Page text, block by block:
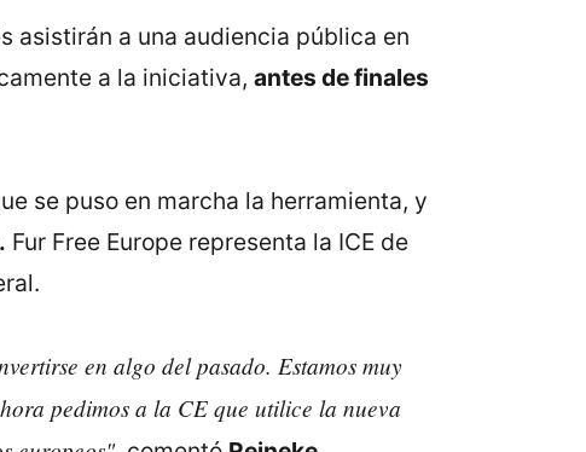
asistirán a una audiencia pública en
a la iniciativa, antes de finales
se puso en marcha la herramienta, y
Fur Free Europe representa la ICE de
en algo del pasado. Estamos muy
pedimos a la CE que utilice la nueva